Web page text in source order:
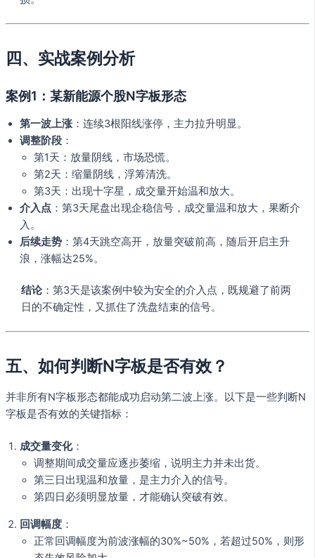
四、实战案例分析
案例1：某新能源个股N字板形态
第一波上涨 ：连续3根阳线涨停，主力拉升明显。
调整阶段 ：
第1天：放量阴线，市场恐慌。
第2天：缩量阴线，浮筹清洗。
第3天：出现十字星，成交量开始温和放大。
介入点 ：第3天尾盘出现企稳信号，成交量温和放大，果断介
入。
后续走势 ：第4天跳空高开，放量突破前高，随后开启主升
浪，涨幅达25%。
结论：第3天是该案例中较为安全的介入点，既规避了前两
日的不确定性，又抓住了洗盘结束的信号。
五、如何判断N字板是否有效？
并非所有N字板形态都能成功启动第二波上涨。以下是一些判断N
字板是否有效的关键指标：
成交量变化：
调整期间成交量应逐步萎缩，说明主力并未出货。
第三日出现温和放量，是主力介入的信号。
第四日必须明显放量，才能确认突破有效。
回调幅度 ：
正常回调幅度为前波涨幅的30%~50%，若超过50%，则形